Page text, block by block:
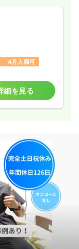
4月入職可
細を見る